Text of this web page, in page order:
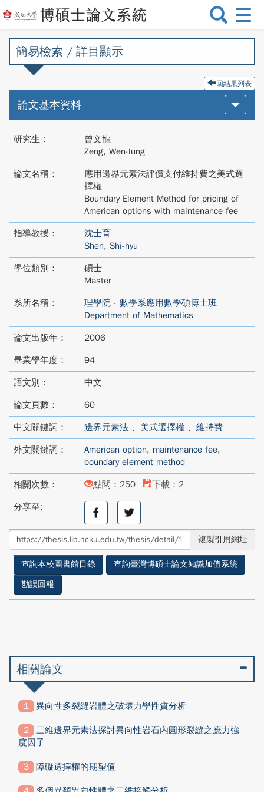
選
切
簡易檢索 / 詳目顯示
回結果列表
論文基本資料
研究生：
曾文龍
Zeng, Wen-lung
論文名稱：
應用邊界元素法評價支付維持費之美式選
擇權
Boundary Element Method for pricing of
American options with maintenance fee
指導教授：
沈士育
Shen, Shi-hyu
學位類別：
碩士
Master
系所名稱：
理學院 - 數學系應用數學碩博士班
Department of Mathematics
論文出版年： 2006
畢業學年度： 94
語文別： 中文
論文頁數： 60
中文關鍵詞： 邊界元素法 、 美式選擇權 、 維持費
外文關鍵詞： American option, maintenance fee,
boundary element method
相關次數： 點閱：250 下載：2
分享至:
分
至
facebook
分
享
至
twitter
複製引用網址
查詢本校圖書館目錄
查詢臺灣博碩士論文知識加值系統
勘誤回報
相關論文
異向性多裂縫岩體之破壞力學性質分析
三維邊界元素法探討異向性岩石內圓形裂縫之應力強
度因子
障礙選擇權的期望值